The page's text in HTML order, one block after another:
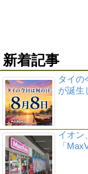
新着記事
タイの
が誕生
イオン
「